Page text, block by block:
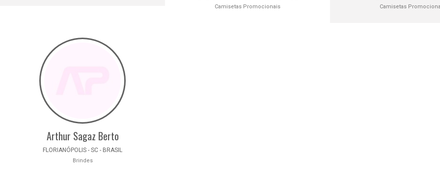
Camisetas Promocionais Camisetas
Arthur Sagaz Berto
FLORIANÓPOLIS - SC - BRASIL
Brindes